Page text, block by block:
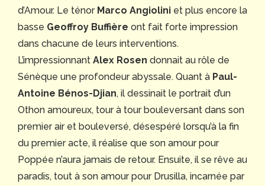
d’Amour. Le ténor Marco Angiolini et plus encore la
basse Geoffroy Buffière ont fait forte impression
dans chacune de leurs interventions.
L’impressionnant Alex Rosen donnait au rôle de
Sénèque une profondeur abyssale. Quant à Paul-
Antoine Bénos-Djian, il dessinait le portrait d’un
Othon amoureux, tour à tour bouleversant dans son
premier air et bouleversé, désespéré lorsqu’à la fin
du premier acte, il réalise que son amour pour
Poppée n’aura jamais de retour. Ensuite, il se rêve au
paradis, tout à son amour pour Drusilla, incarnée par